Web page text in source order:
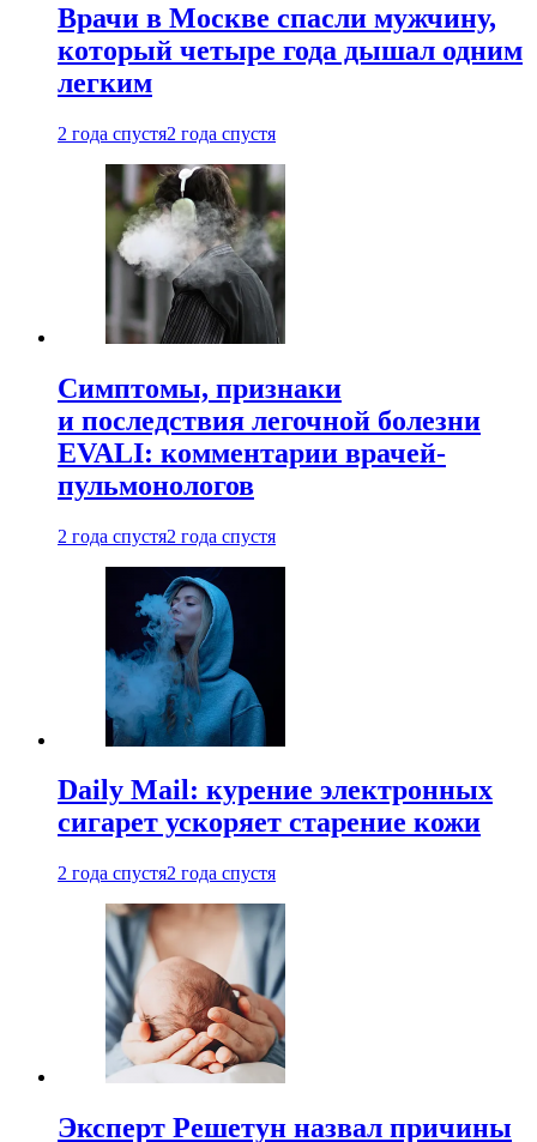
Врачи в Москве спасли мужчину,
который четыре года дышал одним
легким
2 года спустя2 года спустя
Симптомы, признаки
и последствия легочной болезни
EVALI: комментарии врачей-
пульмонологов
2 года спустя2 года спустя
Daily Mail: курение электронных
сигарет ускоряет старение кожи
2 года спустя2 года спустя
Эксперт Решетун назвал причины